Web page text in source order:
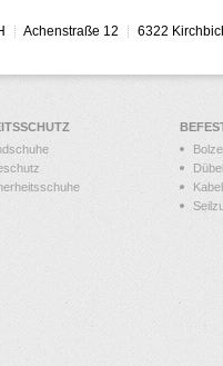
Achenstraße 12 6322
Dübel